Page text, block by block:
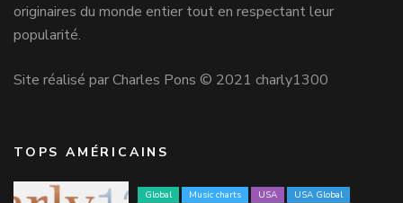
originaires du monde entier tout en respectant leur
popularité.
Site réalisé par Charles Pons © 2021 charly1300
TOPS AMÉRICAINS
Global Music charts USA USA Global